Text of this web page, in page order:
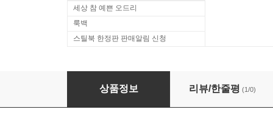
세상 참 예쁜 오드리
룩백
스틸북 한정판 판매알림 신청
돌이킬 수 없는 리에디션 (2 디스크)
상품정보 리뷰/한줄평 (1/0)